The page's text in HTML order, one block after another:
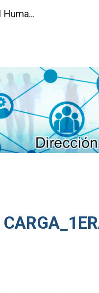
Skip to main content
Dirección de Gestión del Capital Humano